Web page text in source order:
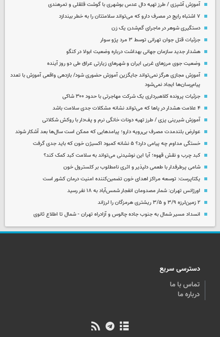
آموزش آشپزی / طرز تهیه دال عدس بوشهری با گوشت قلقلی و تمرهندی
۷ اشتباه رایج در مصرف دارو که می‌تواند سلامتتان را به خطر بیندازد
دستگیری شوهر در ماجرای گم‌شدن یک زن
جزئیات قتل جوان تهرانی توسط ۳ مرد پژو سوار
هشدار جدید سازمان جهانی بهداشت درباره وضعیت ابولا در کنگو
وضعیت جوی مرزهای غربی ایران و شهرهای زیارتی عراق طی دو روز آینده
آموزش مجازی هرگز نمی‌تواند جایگزین آموزش حضوری شود/ بازدهی واقعی آموزش با تعدد
پیام‌رسان‌ها ایجاد نمی‌شود
جزئیات پرونده کلاهبرداری یک شرکت مهاجرتی با حدود ۳۰۰ شاکی
۴ علامت هشدار در پاها که می‌تواند نشانه مشکلات جدی سلامت باشد
آموزش شیرینی پزی / طرز تهیه دونات خانگی نرم و پف‌دار با روکش شکلاتی
عوارض بلندمدت مصرف بی‌رویه دارو؛ پیامدهایی که ممکن است سال‌ها بعد آشکار شوند
خستگی مداوم چه پیامی دارد؟ ۵ نشانه کمبود اکسیژن خون که باید جدی گرفت
کبد چرب و نقش قهوه؛ آیا این نوشیدنی می‌تواند به سلامت کبد کمک کند؟
شامی پرطرفدار با طعمی دلپذیر و اثری نامطلوب بر کلسترول خون
یکتاپرست: توسعه مراکز اهدای خون تضمین‌کننده امنیت درمان کشور است
اورژانس تهران: شمار مصدومان انفجار شمس‌آباد به ۱۸ نفر رسید
۲ زمین‌لرزه ۳/۹ و ۳/۵ ریشتری هرمزگان را لرزاند
انسداد مسیر شمال به جنوب جاده چالوس و آزادراه تهران - شمال تا اطلاع ثانوی
دسترسی سریع
تماس با ما
درباره ما